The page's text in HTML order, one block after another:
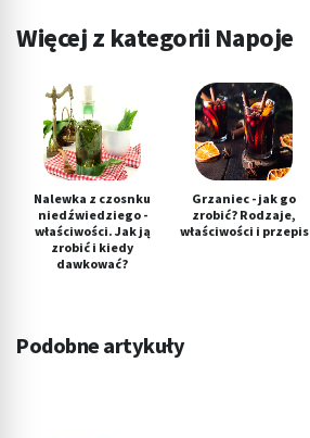
Więcej z kategorii Napoje
Nalewka z czosnku
niedźwiedziego -
właściwości. Jak ją
zrobić i kiedy
dawkować?
Grzaniec - jak go
zrobić? Rodzaje,
właściwości i przepis
Podobne artykuły